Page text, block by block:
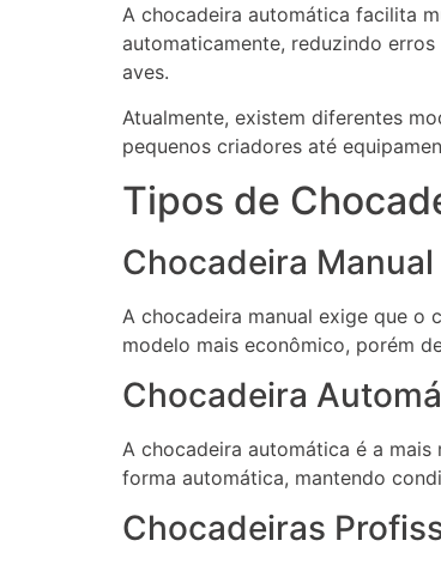
A chocadeira automática facilita
automaticamente, reduzindo
aves.
Atualmente, existem diferentes
pequenos criadores até
Tipos de
Chocadeira Manual
A chocadeira manual exige que o
modelo mais econômico, porém
Chocadeira
A chocadeira automática é a
forma automática, mantendo
Chocadeiras